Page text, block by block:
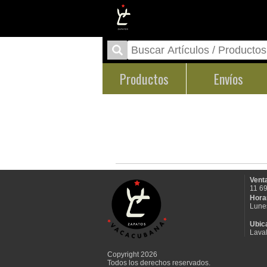
Productos Envíos
Copyright 2026
Todos los derechos reservados.
11